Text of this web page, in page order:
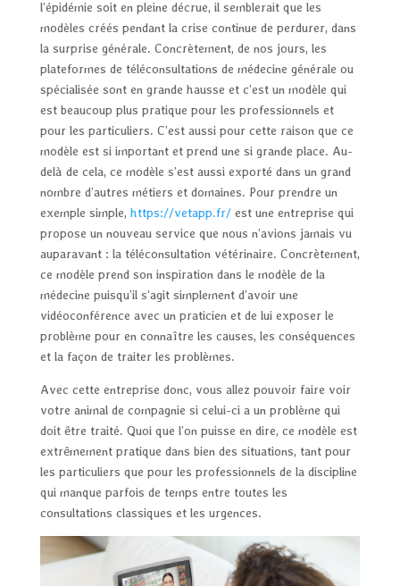
l’épidémie soit en pleine décrue, il semblerait que les
modèles créés pendant la crise continue de perdurer, dans
la surprise générale. Concrètement, de nos jours, les
plateformes de téléconsultations de médecine générale ou
spécialisée sont en grande hausse et c’est un modèle qui
est beaucoup plus pratique pour les professionnels et
pour les particuliers. C’est aussi pour cette raison que ce
modèle est si important et prend une si grande place. Au-
delà de cela, ce modèle s’est aussi exporté dans un grand
nombre d’autres métiers et domaines. Pour prendre un
exemple simple, https://vetapp.fr/est une entreprise qui
propose un nouveau service que nous n’avions jamais vu
auparavant : la téléconsultation vétérinaire. Concrètement,
ce modèle prend son inspiration dans le modèle de la
médecine puisqu’il s’agit simplement d’avoir une
vidéoconférence avec un praticien et de lui exposer le
problème pour en connaître les causes, les conséquences
et la façon de traiter les problèmes.
Avec cette entreprise donc, vous allez pouvoir faire voir
votre animal de compagnie si celui-ci a un problème qui
doit être traité. Quoi que l’on puisse en dire, ce modèle est
extrêmement pratique dans bien des situations, tant pour
les particuliers que pour les professionnels de la discipline
qui manque parfois de temps entre toutes les
consultations classiques et les urgences.